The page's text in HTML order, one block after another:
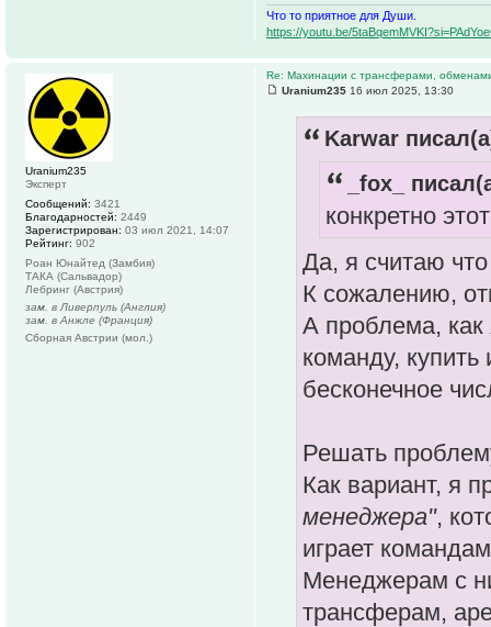
Что то приятное для Души.
https://youtu.be/
Re: Махинации с трансферами,
Uranium235 16 июл 2025, 13:30
Karwar
_fox_
конкретно
Да, я считаю
К сожалению,
А проблема, как
команду, купить
бесконечное
Решать
Как вариант, я
менеджера",
играет
Менеджерам с
трансферам,
Uranium235
Эксперт
Сообщений: 3421
Благодарностей: 2449
Зарегистрирован: 03 июл 2021, 14:07
Рейтинг: 902
Роан Юнайтед (Замбия)
ТАКА (Сальвадор)
Лебринг (Австрия)
зам. в Ливерпуль (Англия)
зам. в Анжле (Франция)
Сборная Австрии (мол.)